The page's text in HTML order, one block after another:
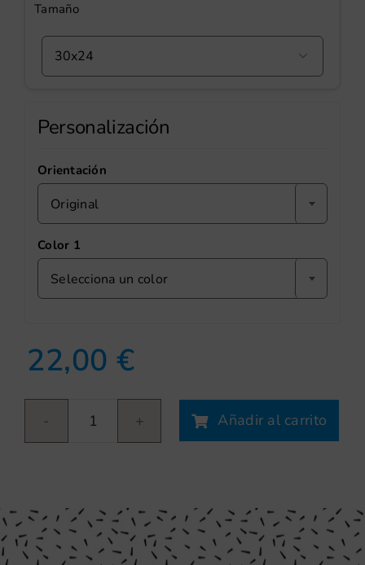
Tamaño

Personalización
Orientación
Original
Color 1
Selecciona un color
22,00€
Home
Sweet
Añadir al carrito